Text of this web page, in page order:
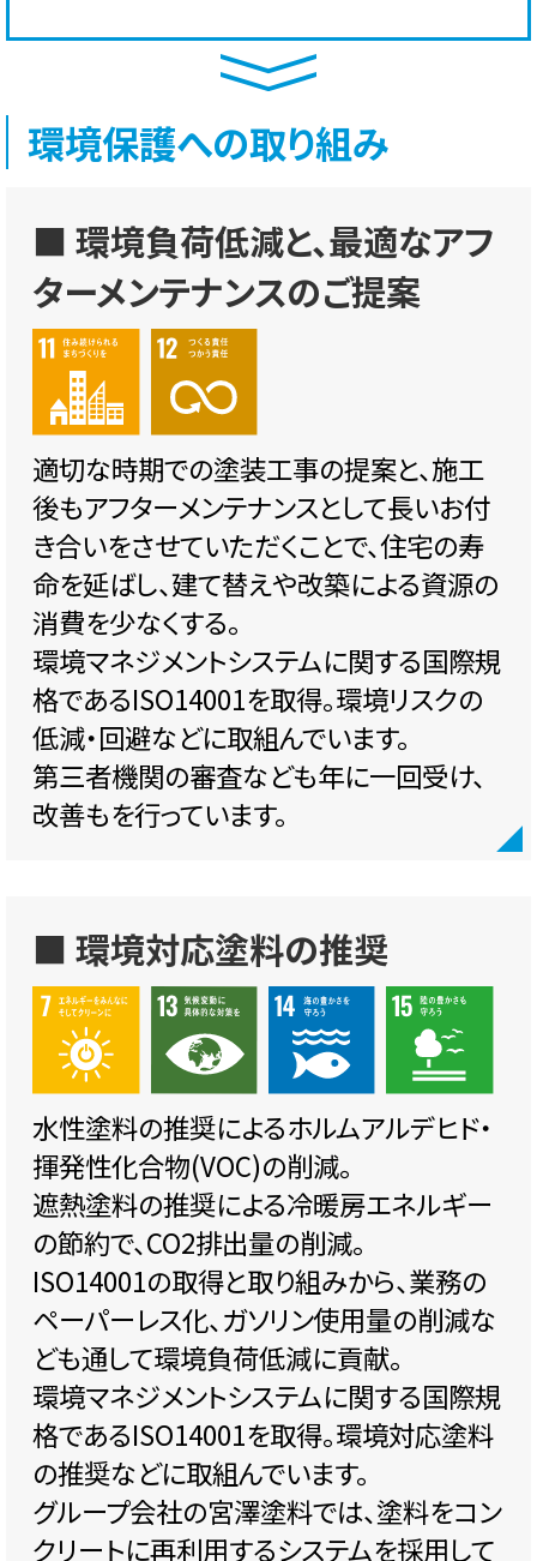
環境保護への取り組み
■ 環境負荷低減と、最適なアフ
ターメンテナンスのご提案
適切な時期での塗装工事の提案と、施工
後もアフターメンテナンスとして長いお付
き合いをさせていただくことで、住宅の寿
命を延ばし、建て替えや改築による資源の
消費を少なくする。
環境マネジメントシステムに関する国際規
格であるISO14001を取得。環境リスクの
低減・回避などに取組んでいます。
第三者機関の審査なども年に一回受け、
改善もを行っています。
■ 環境対応塗料の推奨
水性塗料の推奨によるホルムアルデヒド・
揮発性化合物(VOC)の削減。
遮熱塗料の推奨による冷暖房エネルギー
の節約で、CO2排出量の削減。
ISO14001の取得と取り組みから、業務の
ペーパーレス化、ガソリン使用量の削減な
ども通して環境負荷低減に貢献。
環境マネジメントシステムに関する国際規
格であるISO14001を取得。環境対応塗料
の推奨などに取組んでいます。
グループ会社の宮澤塗料では、塗料をコン
クリートに再利用するシステムを採用して